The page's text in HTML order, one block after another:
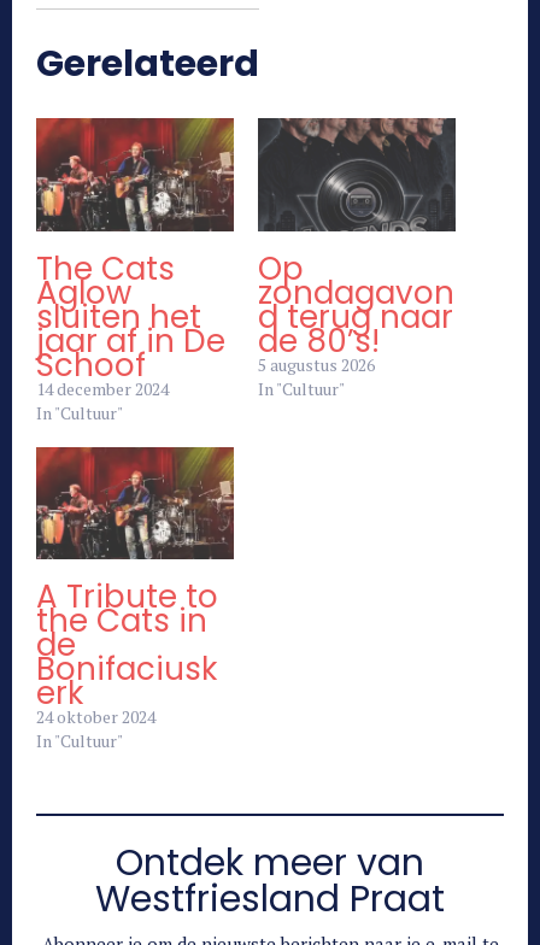
Gerelateerd
The Cats
Aglow
sluiten het
jaar af in De
Schoof
14 december 2024
In "Cultuur"
Op
zondagavon
d terug naar
de 80’s!
5 augustus 2026
In "Cultuur"
A Tribute to
the Cats in
de
Bonifaciusk
erk
24 oktober 2024
In "Cultuur"
Ontdek meer van
Westfriesland Praat